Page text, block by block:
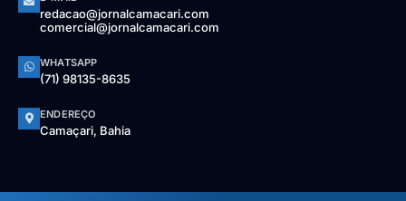
redacao@jornalcamacari.com
comercial@jornalcamacari.com
WHATSAPP
(71) 98135-8635
ENDEREÇO
Camaçari, Bahia